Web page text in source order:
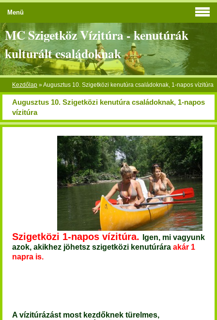
MC Szigetköz Vízitúra - kenutúrák
kulturált családoknak
Kezdőlap »Augusztus 10. Szigetközi kenutúra családoknak, 1-napos vízitúra
Augusztus 10. Szigetközi kenutúra családoknak, 1-napos
vízitúra
Szigetközi 1-napos vízitúra.
Igen, mi vagyunk
azok, akikhez jöhetsz szigetközi kenutúrára akár 1
napra is.
A vízitúrázást most kezdőknek türelmes,
Menü